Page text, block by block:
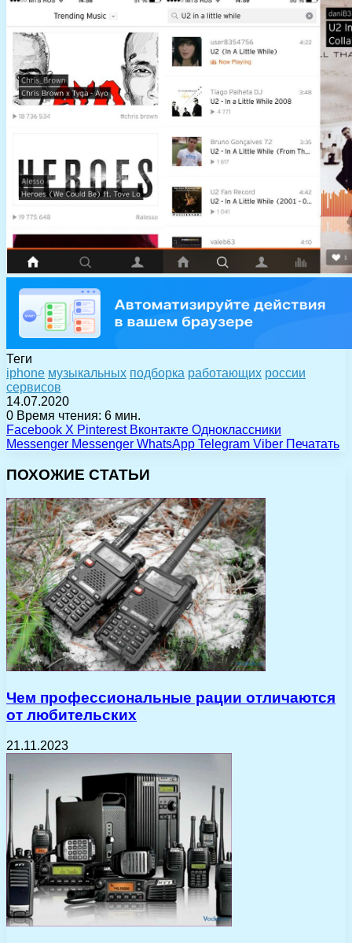
Теги
iphone музыкальных подборка работающих россии
сервисов
14.07.2020
0 Время чтения: 6 мин.
Facebook X Pinterest Вконтакте Одноклассники
Messenger Messenger WhatsApp Telegram Viber Печатать
ПОХОЖИЕ СТАТЬИ
Чем профессиональные рации отличаются
от любительских
21.11.2023